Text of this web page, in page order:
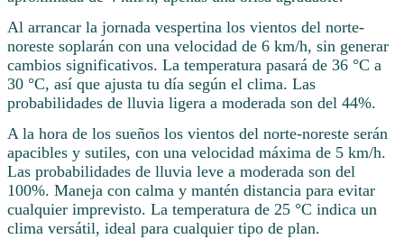
Al arrancar la jornada vespertina los vientos del norte-
noreste soplarán con una velocidad de 6 km/h, sin generar
cambios significativos. La temperatura pasará de 36 °C a
30 °C, así que ajusta tu día según el clima. Las
probabilidades de lluvia ligera a moderada son del 44%.
A la hora de los sueños los vientos del norte-noreste serán
apacibles y sutiles, con una velocidad máxima de 5 km/h.
Las probabilidades de lluvia leve a moderada son del
100%. Maneja con calma y mantén distancia para evitar
cualquier imprevisto. La temperatura de 25 °C indica un
clima versátil, ideal para cualquier tipo de plan.